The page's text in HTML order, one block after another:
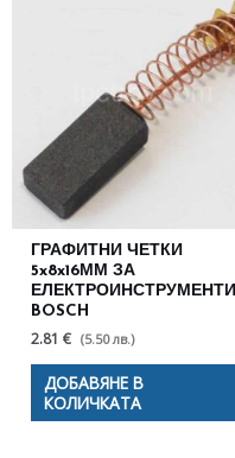
ГРАФИТНИ ЧЕТКИ
5x8x16ММ ЗА
ЕЛЕКТРОИНСТРУМЕНТИ
BOSCH
2.81 € (5.50 лв.)
ДОБАВЯНЕ В
КОЛИЧКАТА